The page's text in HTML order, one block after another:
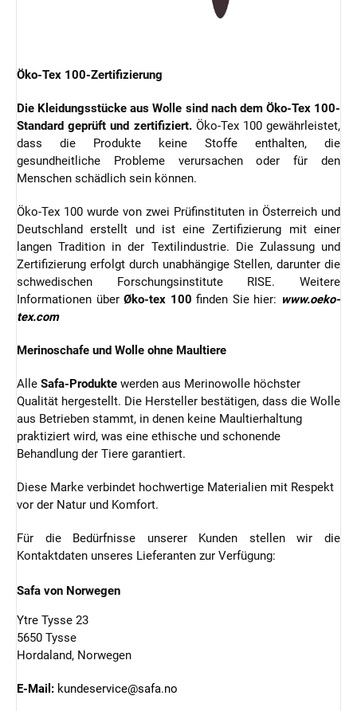
Öko-Tex 100-Zertifizierung
Die Kleidungsstücke aus Wolle sind nach dem Öko-Tex 100-
Standard geprüft und zertifiziert.Öko-Tex 100 gewährleistet,
dass die Produkte keine Stoffe enthalten, die
gesundheitliche Probleme verursachen oder für den
Menschen schädlich sein können.
Öko-Tex 100 wurde von zwei Prüfinstituten in Österreich und
Deutschland erstellt und ist eine Zertifizierung mit einer
langen Tradition in der Textilindustrie. Die Zulassung und
Zertifizierung erfolgt durch unabhängige Stellen, darunter die
schwedischen Forschungsinstitute RISE. Weitere
Informationen überØko-tex 100 finden Sie hier: www.oeko-
tex.com
Merinoschafe und Wolle ohne Maultiere
Alle Safa-Produkte werden aus Merinowolle höchster
Qualität hergestellt. Die Hersteller bestätigen, dass die Wolle
aus Betrieben stammt, in denen keine Maultierhaltung
praktiziert wird, was eine ethische und schonende
Behandlung der Tiere garantiert.
Diese Marke verbindet hochwertige Materialien mit Respekt
vor der Natur und Komfort.
Für die Bedürfnisse unserer Kunden stellen wir die
Kontaktdaten unseres Lieferanten zur Verfügung:
Safa von Norwegen
Ytre Tysse 23
5650 Tysse
Hordaland, Norwegen
E-Mail: kundeservice@safa.no